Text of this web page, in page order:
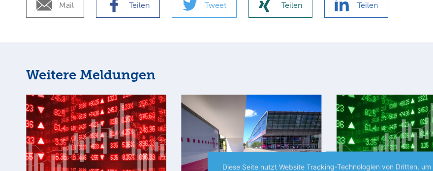
Mail Teilen Tweet Teilen Teilen
Weitere Meldungen
Diese Seite nutzt Website Tracking-Technologien von Dritten, um